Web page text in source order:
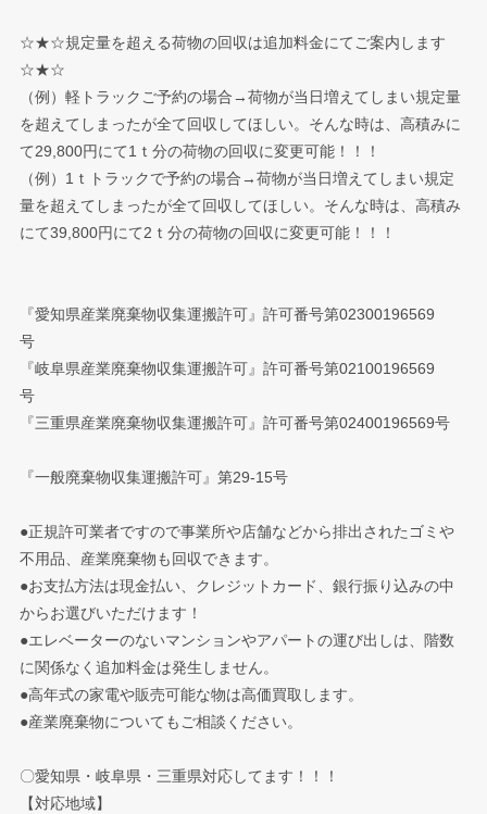
☆★☆規定量を超える荷物の回収は追加料金にてご案内します
☆★☆
（例）軽トラックご予約の場合→荷物が当日増えてしまい規定量
を超えてしまったが全て回収してほしい。そんな時は、高積みに
て29,800円にて1ｔ分の荷物の回収に変更可能！！！
（例）1ｔトラックで予約の場合→荷物が当日増えてしまい規定
量を超えてしまったが全て回収してほしい。そんな時は、高積み
にて39,800円にて2ｔ分の荷物の回収に変更可能！！！
『愛知県産業廃棄物収集運搬許可』許可番号第02300196569
号
『岐阜県産業廃棄物収集運搬許可』許可番号第02100196569
号
『三重県産業廃棄物収集運搬許可』許可番号第02400196569号
『一般廃棄物収集運搬許可』第29-15号
●正規許可業者ですので事業所や店舗などから排出されたゴミや
不用品、産業廃棄物も回収できます。
●お支払方法は現金払い、クレジットカード、銀行振り込みの中
からお選びいただけます！
●エレベーターのないマンションやアパートの運び出しは、階数
に関係なく追加料金は発生しません。
●高年式の家電や販売可能な物は高価買取します。
●産業廃棄物についてもご相談ください。
〇愛知県・岐阜県・三重県対応してます！！！
【対応地域】